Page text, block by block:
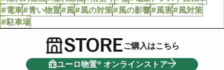
#電車#青い物置#風#風の対策#風の影響#風害#風対策
#駐車場
STOREご購入はこちら
ユーロ物置® オンラインストア